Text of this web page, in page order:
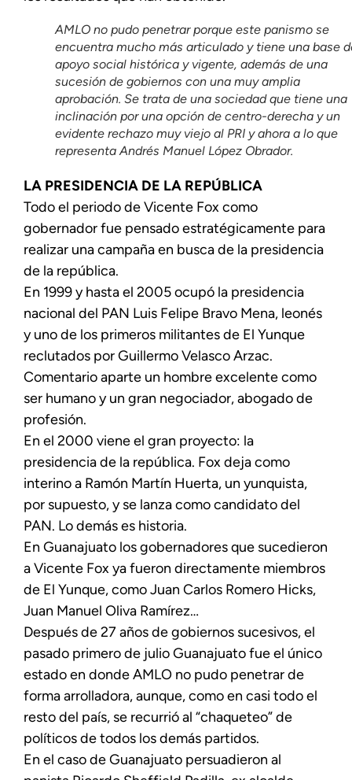
AMLO no pudo penetrar porque este panismo se
encuentra mucho más articulado y tiene una base
apoyo social histórica y vigente, además de una
sucesión de gobiernos con una muy amplia
aprobación. Se trata de una sociedad que tiene una
inclinación por una opción de centro-derecha y un
evidente rechazo muy viejo al PRI y ahora a lo que
representa Andrés Manuel López Obrador.
LA PRESIDENCIA DE LA REPÚBLICA
Todo el periodo de Vicente Fox como
gobernador fue pensado estratégicamente para
realizar una campaña en busca de la presidencia
de la república.
En 1999 y hasta el 2005 ocupó la presidencia
nacional del PAN Luis Felipe Bravo Mena, leonés
y uno de los primeros militantes de El Yunque
reclutados por Guillermo Velasco Arzac.
Comentario aparte un hombre excelente como
ser humano y un gran negociador, abogado de
profesión.
En el 2000 viene el gran proyecto: la
presidencia de la república. Fox deja como
interino a Ramón Martín Huerta, un yunquista,
por supuesto, y se lanza como candidato del
PAN. Lo demás es historia.
En Guanajuato los gobernadores que sucedieron
a Vicente Fox ya fueron directamente miembros
de El Yunque, como Juan Carlos Romero Hicks,
Juan Manuel Oliva Ramírez…
Después de 27 años de gobiernos sucesivos, el
pasado primero de julio Guanajuato fue el único
estado en donde AMLO no pudo penetrar de
forma arrolladora, aunque, como en casi todo el
resto del país, se recurrió al “chaqueteo” de
políticos de todos los demás partidos.
En el caso de Guanajuato persuadieron al